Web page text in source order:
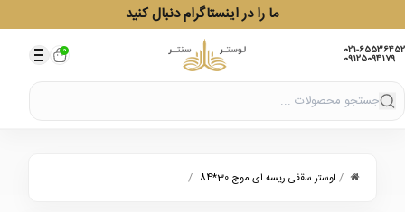
ما را در اینستاگرام دنبال کنید
021-65536452
09125094179
0
/ لوستر سقفی ریسه ای موج 30*84 /